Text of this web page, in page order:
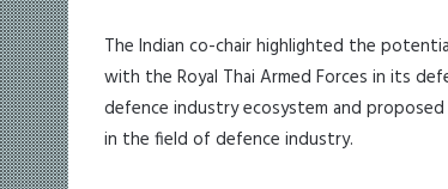
The Indian co-chair highlighted the
with the Royal Thai Armed Forces in its
defence industry ecosystem and
in the field of defence industry.